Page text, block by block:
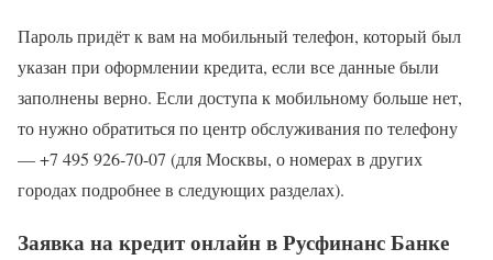
Пароль придёт к вам на мобильный телефон, который был
указан при оформлении кредита, если все данные были
заполнены верно. Если доступа к мобильному больше нет,
то нужно обратиться по центр обслуживания по телефону
— +7 495 926-70-07 (для Москвы, о номерах в других
городах подробнее в следующих разделах).
Заявка на кредит онлайн в Русфинанс Банке